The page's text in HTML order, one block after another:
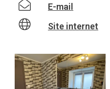
E-mail
Site internet